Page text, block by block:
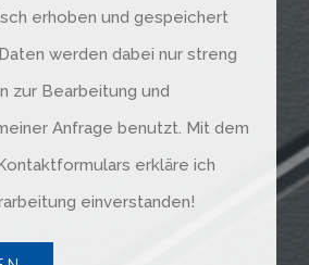
erhoben und gespeichert
werden dabei nur streng
zur Bearbeitung und
Anfrage benutzt. Mit dem
erkläre ich
einverstanden!